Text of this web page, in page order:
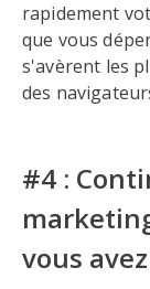
rapidement
que vous
s'avèrent les
des
#4 :
vous